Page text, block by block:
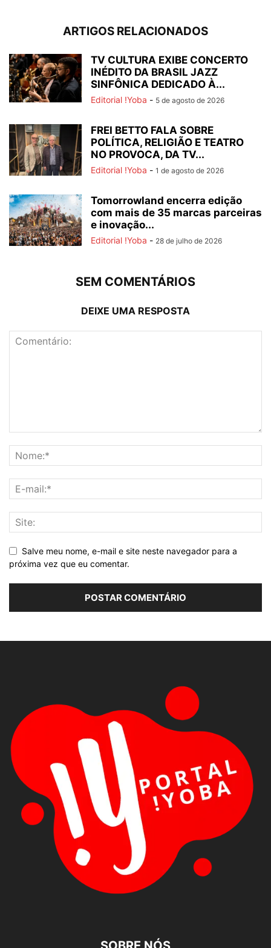
ARTIGOS RELACIONADOS
TV CULTURA EXIBE CONCERTO
INÉDITO DA BRASIL JAZZ
SINFÔNICA DEDICADO À...
Editorial !Yoba - 5 de agosto de 2026
FREI BETTO FALA SOBRE
POLÍTICA, RELIGIÃO E TEATRO
NO PROVOCA, DA TV...
Editorial !Yoba - 1 de agosto de 2026
Tomorrowland encerra edição
com mais de 35 marcas parceiras
e inovação...
Editorial !Yoba - 28 de julho de 2026
SEM COMENTÁRIOS
DEIXE UMA RESPOSTA
Salve meu nome, e-mail e site neste navegador para a
próxima vez que eu comentar.